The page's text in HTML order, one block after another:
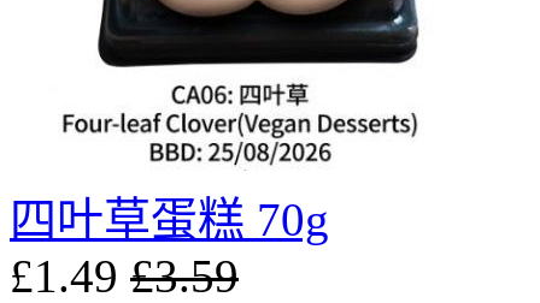
四叶草蛋糕 70g
£1.49 £3.59